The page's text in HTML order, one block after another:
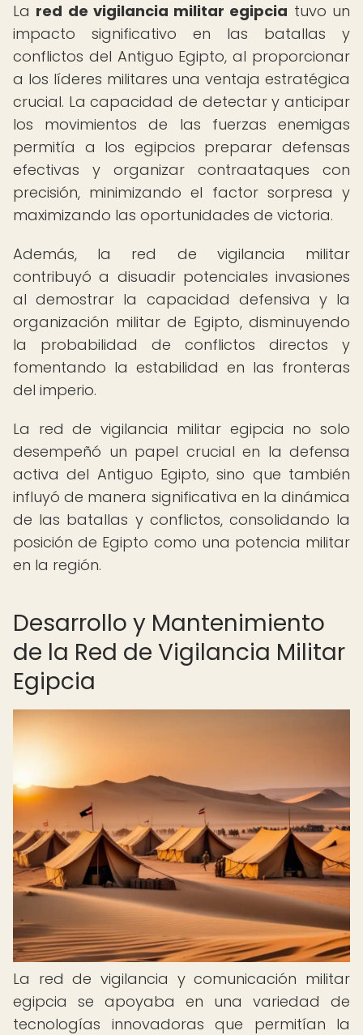
La red de vigilancia militar egipcia tuvo un
impacto significativo en las batallas y
conflictos del Antiguo Egipto, al proporcionar
a los líderes militares una ventaja estratégica
crucial. La capacidad de detectar y anticipar
los movimientos de las fuerzas enemigas
permitía a los egipcios preparar defensas
efectivas y organizar contraataques con
precisión, minimizando el factor sorpresa y
maximizando las oportunidades de victoria.
Además, la red de vigilancia militar
contribuyó a disuadir potenciales invasiones
al demostrar la capacidad defensiva y la
organización militar de Egipto, disminuyendo
la probabilidad de conflictos directos y
fomentando la estabilidad en las fronteras
del imperio.
La red de vigilancia militar egipcia no solo
desempeñó un papel crucial en la defensa
activa del Antiguo Egipto, sino que también
influyó de manera significativa en la dinámica
de las batallas y conflictos, consolidando la
posición de Egipto como una potencia militar
en la región.
Desarrollo y Mantenimiento
de la Red de Vigilancia Militar
Egipcia
La red de vigilancia y comunicación militar
egipcia se apoyaba en una variedad de
tecnologías innovadoras que permitían la